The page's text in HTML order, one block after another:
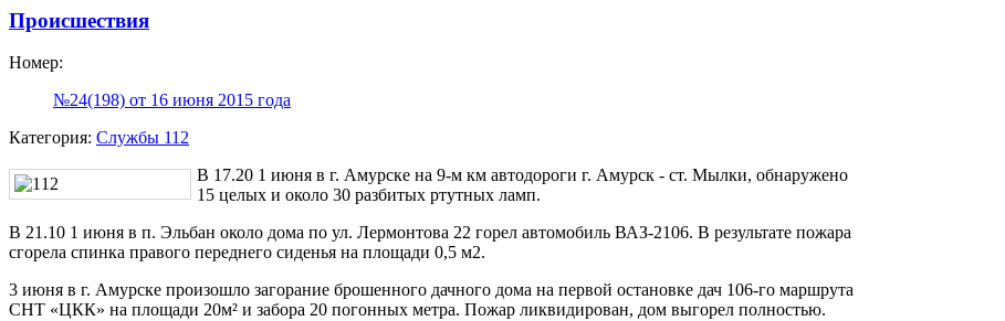
Происшествия
Номер:
№24(198) от 16 июня 2015 года
Категория: Службы 112
В 17.20 1 июня в г. Амурске на 9-м км автодороги г. Амурск - ст. Мылки, обнаружено
15 целых и около 30 разбитых ртутных ламп.
В 21.10 1 июня в п. Эльбан около дома по ул. Лермонтова 22 горел автомобиль ВАЗ-2106. В результате пожара
сгорела спинка правого переднего сиденья на площади 0,5 м2.
3 июня в г. Амурске произошло загорание брошенного дачного дома на первой остановке дач 106-го маршрута
СНТ «ЦКК» на площади 20м² и забора 20 погонных метра. Пожар ликвидирован, дом выгорел полностью.